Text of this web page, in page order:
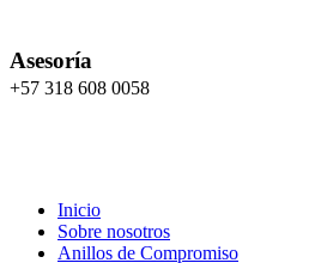
Asesoría
+57 318 608 0058
Inicio
Sobre nosotros
Anillos de Compromiso